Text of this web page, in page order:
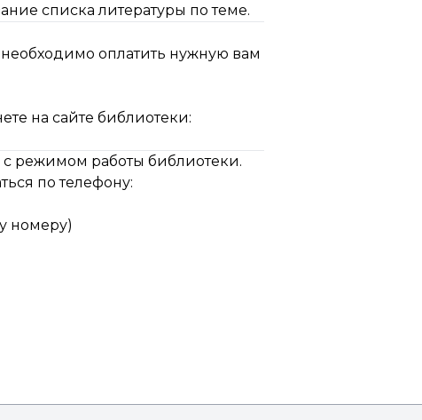
списка литературы по теме.
оплатить нужную вам
на сайте библиотеки:
с режимом работы библиотеки.
по телефону:
номеру)